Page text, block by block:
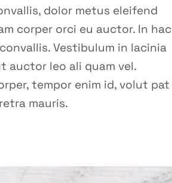
dolor metus eleifend
corper orci eu auctor. In hac
Vestibulum in lacinia
auctor leo ali quam vel.
tempor enim id, volut pat
mauris.